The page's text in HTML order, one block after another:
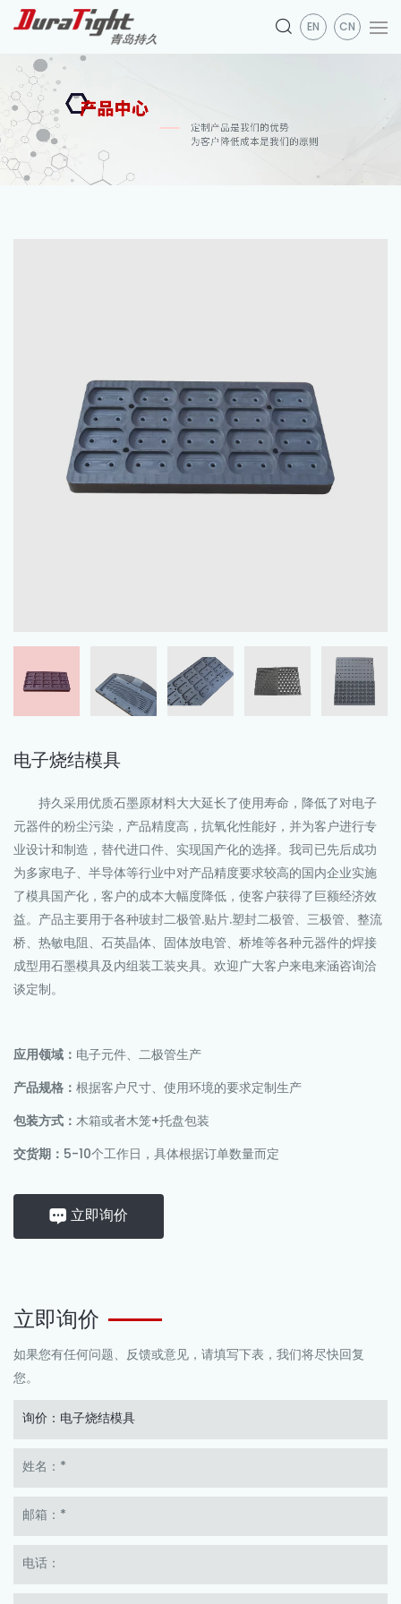
EN CN
电子烧结模具
持久采用优质石墨原材料大大延长了使用寿命，降低了对电子
元器件的粉尘污染，产品精度高，抗氧化性能好，并为客户进行专
业设计和制造，替代进口件、实现国产化的选择。我司已先后成功
为多家电子、半导体等行业中对产品精度要求较高的国内企业实施
了模具国产化，客户的成本大幅度降低，使客户获得了巨额经济效
益。产品主要用于各种玻封二极管.贴片.塑封二极管、三极管、整流
桥、热敏电阻、石英晶体、固体放电管、桥堆等各种元器件的焊接
成型用石墨模具及内组装工装夹具。欢迎广大客户来电来涵咨询洽
谈定制。
应用领域： 电子元件、二极管生产
产品规格： 根据客户尺寸、使用环境的要求定制生产
包装方式： 木箱或者木笼+托盘包装
交货期： 5-10个工作日，具体根据订单数量而定
立即询价
立即询价
如果您有任何问题、反馈或意见，请填写下表，我们将尽快回复
您。